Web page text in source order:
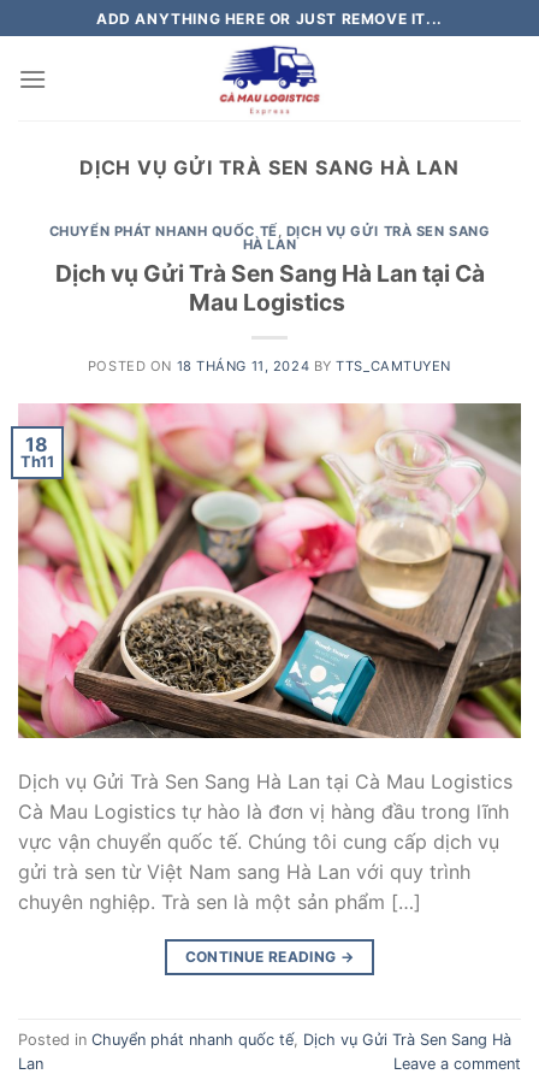
to
content
ADD ANYTHING HERE OR JUST REMOVE IT...
DỊCH VỤ GỬI TRÀ SEN SANG HÀ LAN
CHUYỂN PHÁT NHANH QUỐC TẾ, DỊCH VỤ GỬI TRÀ SEN SANG
HÀ LAN
Dịch vụ Gửi Trà Sen Sang Hà Lan tại Cà
Mau Logistics
POSTED ON 18 THÁNG 11, 2024 BYTTS_CAMTUYEN
18
Th11
Dịch vụ Gửi Trà Sen Sang Hà Lan tại Cà Mau Logistics
Cà Mau Logistics tự hào là đơn vị hàng đầu trong lĩnh
vực vận chuyển quốc tế. Chúng tôi cung cấp dịch vụ
gửi trà sen từ Việt Nam sang Hà Lan với quy trình
chuyên nghiệp. Trà sen là một sản phẩm […]
CONTINUE READING →
Posted in Chuyển phát nhanh quốc tế, Dịch vụ Gửi Trà Sen Sang Hà
Lan
Leave a comment